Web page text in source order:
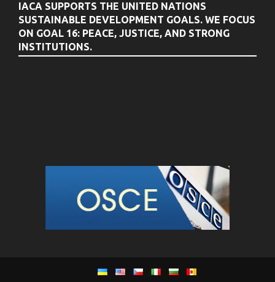
IACA SUPPORTS THE UNITED NATIONS
SUSTAINABLE DEVELOPMENT GOALS. WE FOCUS
ON GOAL 16: PEACE, JUSTICE, AND STRONG
INSTITUTIONS.